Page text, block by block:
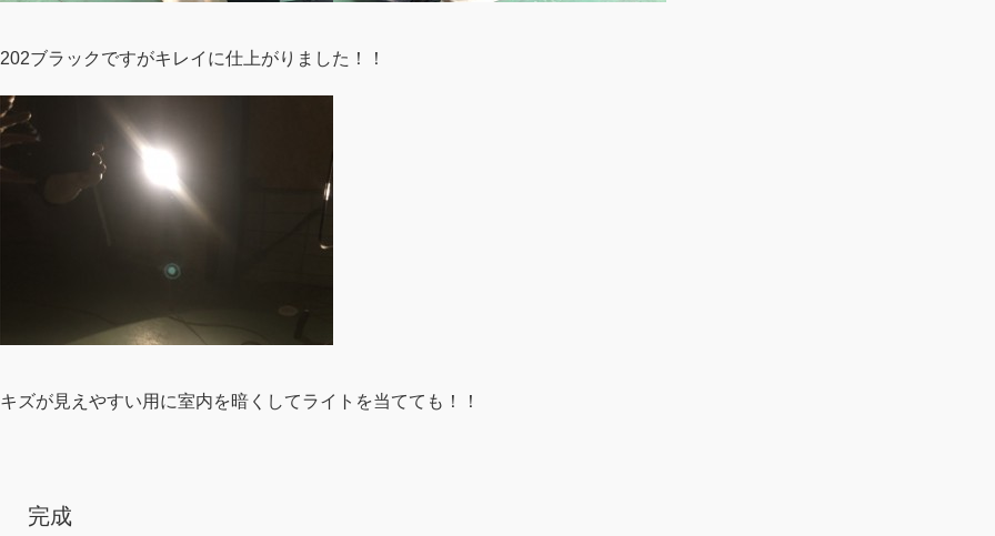
202ブラックですがキレイに仕上がりました！！
キズが見えやすい用に室内を暗くしてライトを当てても！！
完成